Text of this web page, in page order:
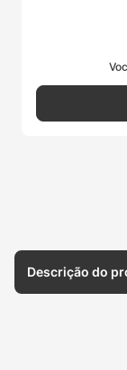
Descrição do